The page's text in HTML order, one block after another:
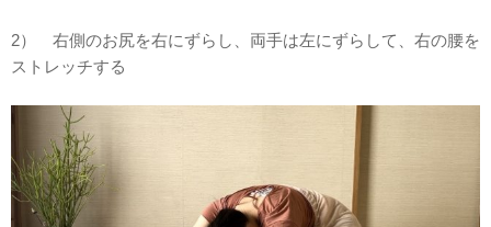
2） 右側のお尻を右にずらし、両手は左にずらして、右の腰を
ストレッチする